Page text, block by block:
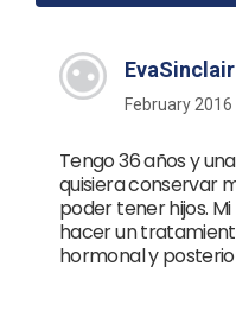
EvaSinclair
February 2016
Tengo 36 años y
quisiera conservar
poder tener hijos.
hacer un
hormonal y